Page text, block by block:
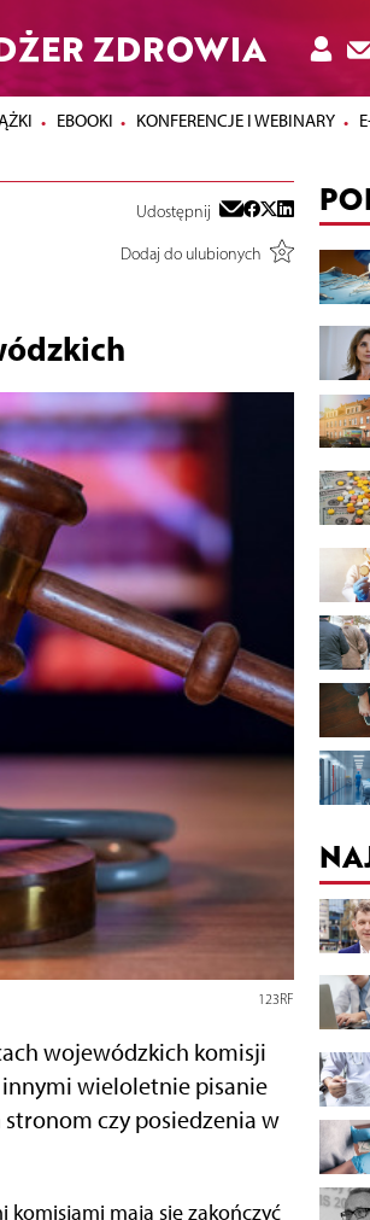
ZDROWIA
EBOOKI KONFERENCJE I WEBINARY
Udostępnij
Dodaj do ulubionych
123RF
wojewódzkich komisji
innymi wieloletnie pisanie
czy posiedzenia w